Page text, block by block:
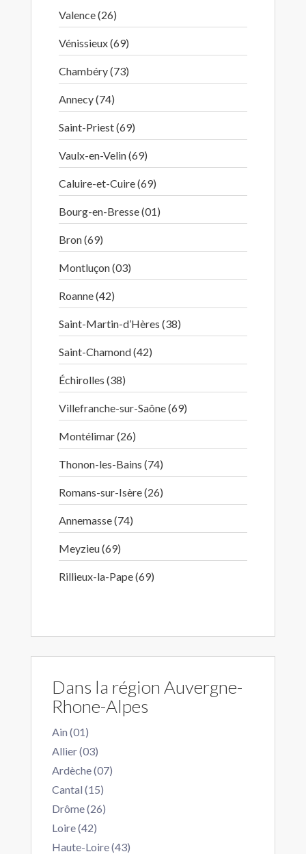
Valence (26)
Vénissieux (69)
Chambéry (73)
Annecy (74)
Saint-Priest (69)
Vaulx-en-Velin (69)
Caluire-et-Cuire (69)
Bourg-en-Bresse (01)
Bron (69)
Montluçon (03)
Roanne (42)
Saint-Martin-d’Hères (38)
Saint-Chamond (42)
Échirolles (38)
Villefranche-sur-Saône (69)
Montélimar (26)
Thonon-les-Bains (74)
Romans-sur-Isère (26)
Annemasse (74)
Meyzieu (69)
Rillieux-la-Pape (69)
Dans la région Auvergne-
Rhone-Alpes
Ain (01)
Allier (03)
Ardèche (07)
Cantal (15)
Drôme (26)
Loire (42)
Haute-Loire (43)